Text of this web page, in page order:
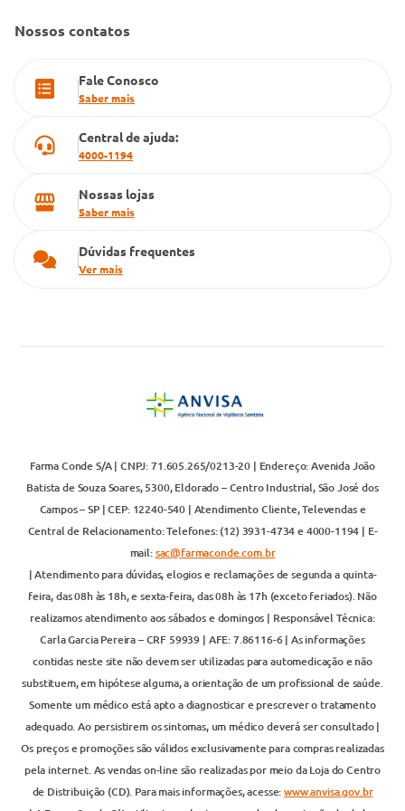
Cartão Grupo Conde
Nossos contatos
Fale Conosco
Saber mais
Central de ajuda:
4000-1194
Nossas lojas
Saber mais
Dúvidas frequentes
Ver mais
Farma Conde S/A | CNPJ: 71.605.265/0213-20 | Endereço: Avenida João
Batista de Souza Soares, 5300, Eldorado – Centro Industrial, São José dos
Campos – SP | CEP: 12240-540 | Atendimento Cliente, Televendas e
Central de Relacionamento: Telefones: (12) 3931-4734 e 4000-1194 | E-
mail:sac@farmaconde.com.br
| Atendimento para dúvidas, elogios e reclamações de segunda a quinta-
feira, das 08h às 18h, e sexta-feira, das 08h às 17h (exceto feriados). Não
realizamos atendimento aos sábados e domingos | Responsável Técnica:
Carla Garcia Pereira – CRF 59939 | AFE: 7.86116-6 | As informações
contidas neste site não devem ser utilizadas para automedicação e não
substituem, em hipótese alguma, a orientação de um profissional de saúde.
Somente um médico está apto a diagnosticar e prescrever o tratamento
adequado. Ao persistirem os sintomas, um médico deverá ser consultado |
Os preços e promoções são válidos exclusivamente para compras realizadas
pela internet. As vendas on-line são realizadas por meio da Loja do Centro
de Distribuição (CD). Para mais informações, acesse:www.anvisa.gov.br